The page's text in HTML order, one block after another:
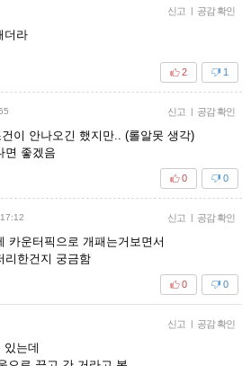
신고 | 공감 확인
더라
1
2
신고 | 공감 확인
이 안나오긴 했지만.. (롤알못 생각)
면 좋겠음
0
0
신고 | 공감 확인
카운터픽으로 개패는거보면서
리한건지 궁금함
0
0
신고 | 공감 확인
있는데